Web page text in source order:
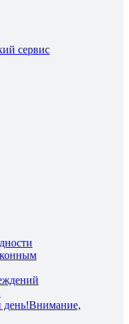
сервис
Внимание,